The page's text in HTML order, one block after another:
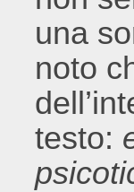
una
noto
testo: